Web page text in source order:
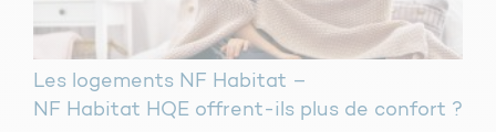
Les logements NF Habitat –
NF Habitat HQE offrent-ils plus de confort ?